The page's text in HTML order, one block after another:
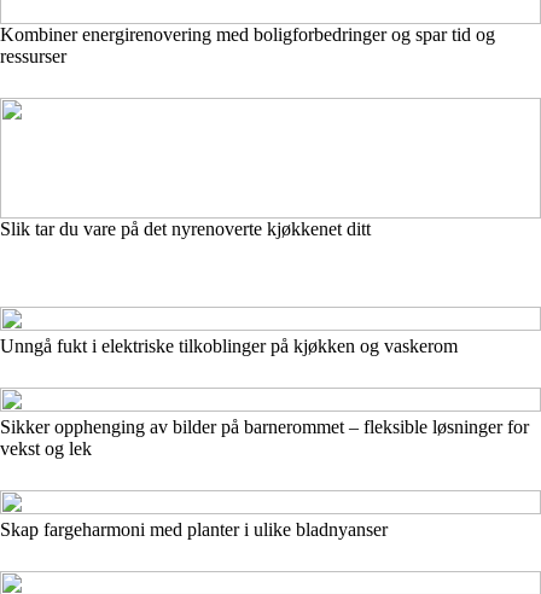
Kombiner energirenovering med boligforbedringer og spar tid og
ressurser
Slik tar du vare på det nyrenoverte kjøkkenet ditt
Unngå fukt i elektriske tilkoblinger på kjøkken og vaskerom
Sikker opphenging av bilder på barnerommet – fleksible løsninger for
vekst og lek
Skap fargeharmoni med planter i ulike bladnyanser